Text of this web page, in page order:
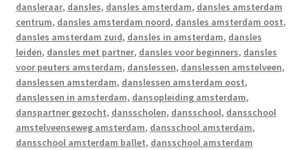
dansleraar, dansles, dansles amsterdam, dansles amsterdam
centrum, dansles amsterdam noord, dansles amsterdam oost,
dansles amsterdam zuid, dansles in amsterdam, dansles
leiden, dansles met partner, dansles voor beginners, dansles
voor peuters amsterdam, danslessen, danslessen amstelveen,
danslessen amsterdam, danslessen amsterdam oost,
danslessen in amsterdam, dansopleiding amsterdam,
danspartner gezocht, dansscholen, dansschool, dansschool
amstelveenseweg amsterdam, dansschool amsterdam,
dansschool amsterdam ballet, dansschool amsterdam